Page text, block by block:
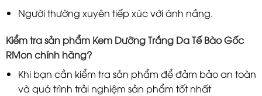
Người thường xuyên tiếp xúc với ánh nắng.
Kiểm tra sản phẩm Kem Dưỡng Trắng Da Tế Bào Gốc
RMon chính hãng?
Khi bạn cần kiểm tra sản phẩm để đảm bảo an toàn
và quá trình trải nghiệm sản phẩm tốt nhất